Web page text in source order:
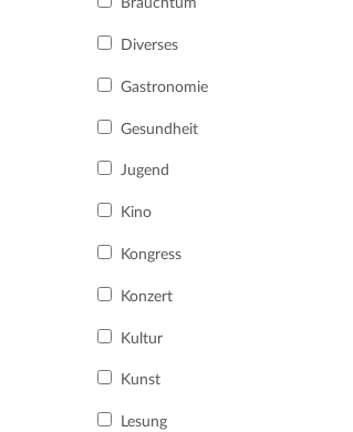
Brauchtum
Diverses
Gastronomie
Gesundheit
Jugend
Kino
Kongress
Konzert
Kultur
Kunst
Lesung